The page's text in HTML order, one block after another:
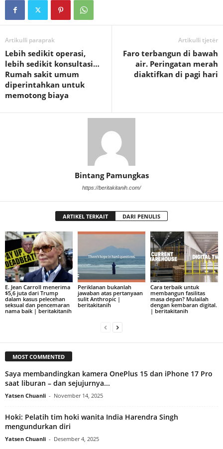
Artikulli paraprak
Lebih sedikit operasi,
lebih sedikit konsultasi…
Rumah sakit umum
diperintahkan untuk
memotong biaya
Artikulli tjetër
Faro terbangun di bawah
air. Peringatan merah
diaktifkan di pagi hari
Bintang Pamungkas
https://beritakitanih.com/
ARTIKEL TERKAIT DARI PENULIS
E. Jean Carroll menerima
$5,6 juta dari Trump
dalam kasus pelecehan
seksual dan pencemaran
nama baik | beritakitanih
Periklanan bukanlah
jawaban atas pertanyaan
sulit Anthropic |
beritakitanih
Cara terbaik untuk
membangun fasilitas
masa depan? Mulailah
dengan kembaran digital.
| beritakitanih
MOST COMMENTED
Saya membandingkan kamera OnePlus 15 dan iPhone 17 Pro
saat liburan – dan sejujurnya...
Yatsen Chuanli - November 14, 2025
Hoki: Pelatih tim hoki wanita India Harendra Singh
mengundurkan diri
Yatsen Chuanli - Desember 4, 2025